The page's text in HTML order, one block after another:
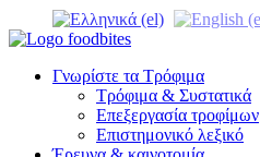
Γνωρίστε τα Τρόφιμα
Τρόφιμα & Συστατικά
Επεξεργασία τροφίμων
Επιστημονικό λεξικό